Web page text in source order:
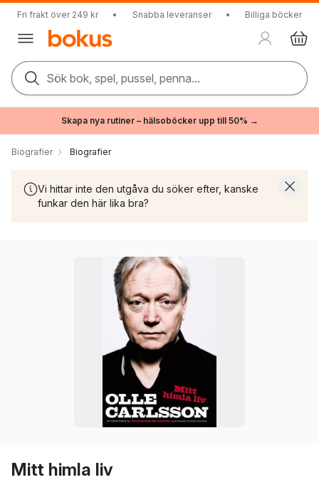
Fri frakt över 249 kr • Snabba leveranser • Billiga böcker
Sök bok, spel, pussel, penna...
Skapa nya rutiner – hälsoböcker upp till 50% →
Biografier Biografier
Vi hittar inte den utgåva du söker efter, kanske
funkar den här lika bra?
Mitt himla liv